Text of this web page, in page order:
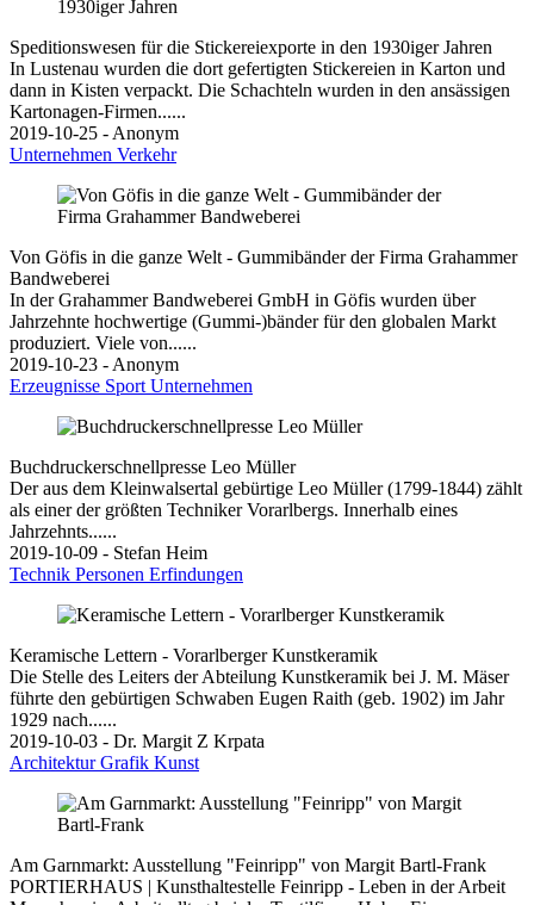
Speditionswesen für die Stickereiexporte in den 1930iger Jahren
In Lustenau wurden die dort gefertigten Stickereien in Karton und
dann in Kisten verpackt. Die Schachteln wurden in den ansässigen
Kartonagen-Firmen......
2019-10-25 - Anonym
Unternehmen Verkehr
Von Göfis in die ganze Welt - Gummibänder der Firma Grahammer
Bandweberei
In der Grahammer Bandweberei GmbH in Göfis wurden über
Jahrzehnte hochwertige (Gummi-)bänder für den globalen Markt
produziert. Viele von......
2019-10-23 - Anonym
Erzeugnisse Sport Unternehmen
Buchdruckerschnellpresse Leo Müller
Der aus dem Kleinwalsertal gebürtige Leo Müller (1799-1844) zählt
als einer der größten Techniker Vorarlbergs. Innerhalb eines
Jahrzehnts......
2019-10-09 - Stefan Heim
Technik Personen Erfindungen
Keramische Lettern - Vorarlberger Kunstkeramik
Die Stelle des Leiters der Abteilung Kunstkeramik bei J. M. Mäser
führte den gebürtigen Schwaben Eugen Raith (geb. 1902) im Jahr
1929 nach......
2019-10-03 - Dr. Margit Z Krpata
ArchitekturGrafik Kunst
Am Garnmarkt: Ausstellung "Feinripp" von Margit Bartl-Frank
PORTIERHAUS | Kunsthaltestelle Feinripp - Leben in der Arbeit